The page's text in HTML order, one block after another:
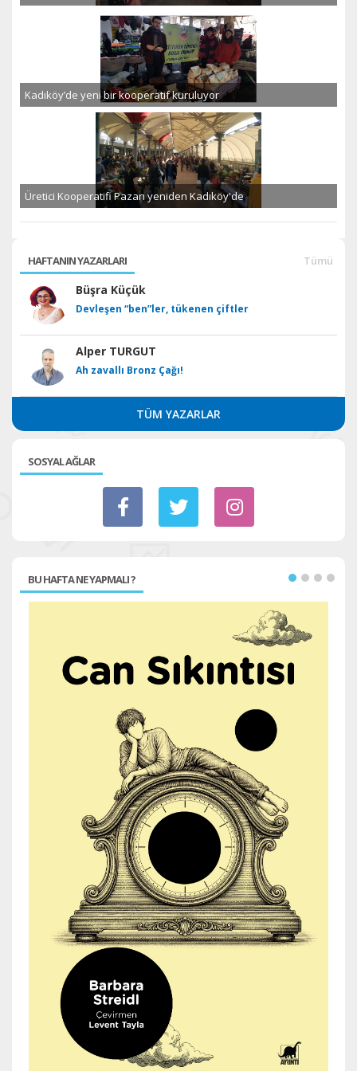
Kadıköy’de yeni bir kooperatif kuruluyor
Üretici Kooperatifi Pazarı yeniden Kadıköy'de
HAFTANIN YAZARLARI Tümü
Büşra Küçük
Devleşen “ben”ler, tükenen çiftler
Alper TURGUT
Ah zavallı Bronz Çağı!
TÜM YAZARLAR
SOSYAL AĞLAR
BU HAFTA NE YAPMALI ?